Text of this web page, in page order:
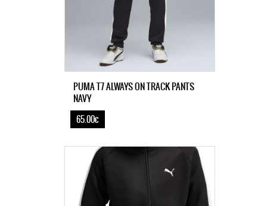
PUMA T7 ALWAYS ON TRACK PANTS
NAVY
65.00€